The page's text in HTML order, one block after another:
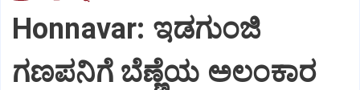
Honnavar: ಇಡಗುಂಜಿ
ಗಣಪನಿಗೆ ಬೆಣ್ಣೆಯ ಅಲಂಕಾರ